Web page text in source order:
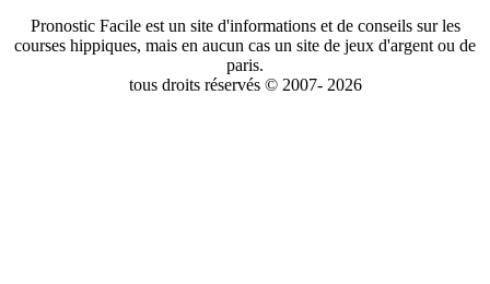
Pronostic Facile est un site d'informations et de conseils sur les
courses hippiques, mais en aucun cas un site de jeux d'argent ou de
paris.
tous droits réservés © 2007- 2026